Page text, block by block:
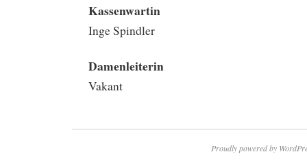
Kassenwartin
Inge Spindler
Damenleiterin
Vakant
Proudly powered by